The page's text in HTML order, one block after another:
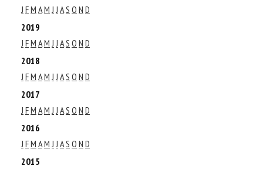
J FM AM J J AS O N D
2019
J FM AM J J AS O N D
2018
J FM AM J J AS O N D
2017
J FM AM J J AS O N D
2016
J FM AM J J AS O N D
2015